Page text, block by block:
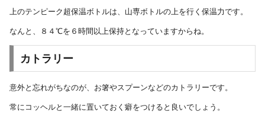
上のテンピーク超保温ボトルは、山専ボトルの上を行く保温力です。
なんと、８４℃を６時間以上保持となっていますからね。
カトラリー
意外と忘れがちなのが、お箸やスプーンなどのカトラリーです。
常にコッヘルと一緒に置いておく癖をつけると良いでしょう。